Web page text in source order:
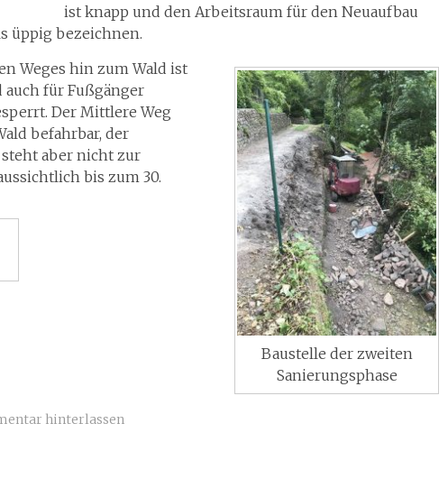
ist knapp und den Arbeitsraum für den Neuaufbau
üppig bezeichnen.
Baustelle der zweiten
Sanierungsphase
Weges hin zum Wald ist
für Fußgänger
Der Mittlere Weg
befahrbar, der
steht aber nicht zur
bis zum 30.
hinterlassen